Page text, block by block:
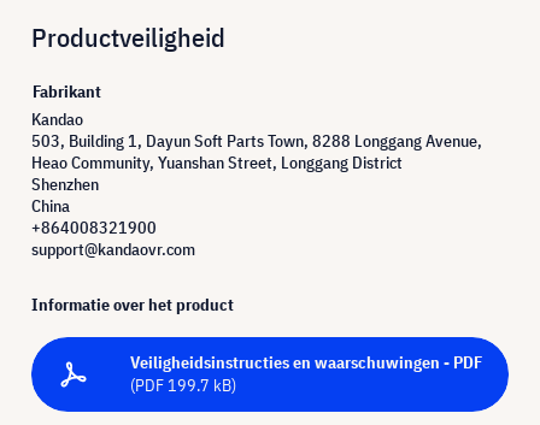
Productveiligheid
Fabrikant
Kandao
503, Building 1, Dayun Soft Parts Town, 8288 Longgang Avenue,
Heao Community, Yuanshan Street, Longgang District
Shenzhen
China
+864008321900
support@kandaovr.com
Informatie over het product
Veiligheidsinstructies en waarschuwingen - PDF
(PDF 199.7 kB)